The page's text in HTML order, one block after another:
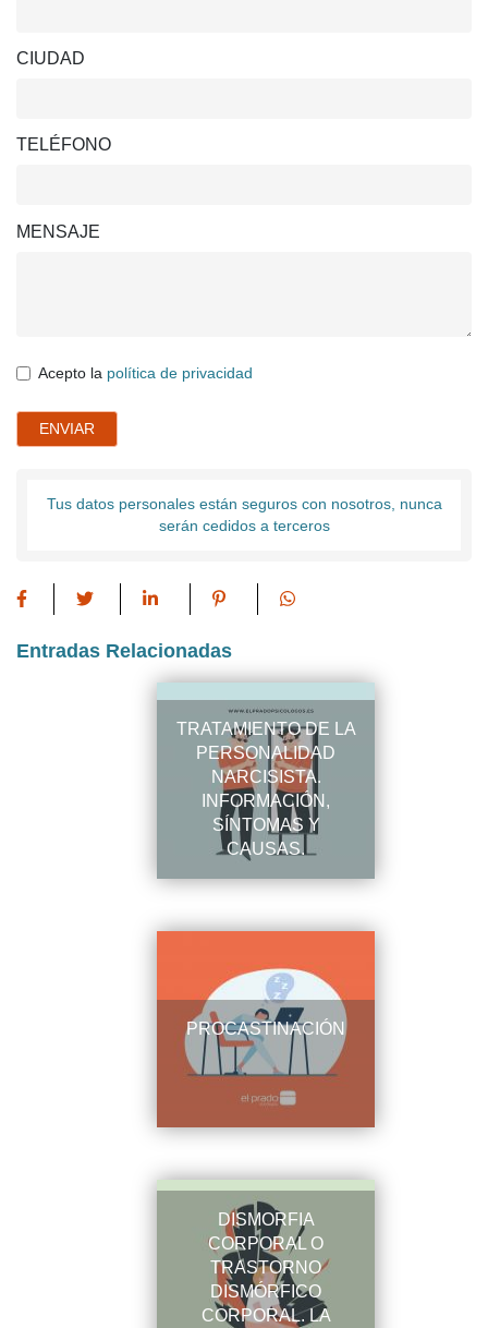
CIUDAD
TELÉFONO
MENSAJE
Acepto la política de privacidad
ENVIAR
Tus datos personales están seguros con nosotros, nunca
serán cedidos a terceros
Entradas Relacionadas
TRATAMIENTO DE LA
PERSONALIDAD
NARCISISTA.
INFORMACIÓN,
SÍNTOMAS Y
CAUSAS.
PROCASTINACIÓN
DISMORFIA
CORPORAL O
TRASTORNO
DISMÓRFICO
CORPORAL. LA